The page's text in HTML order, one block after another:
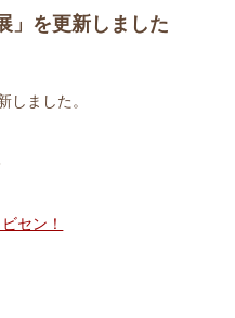
」を更新しました
しました。
セン！